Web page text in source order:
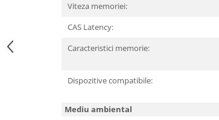
Viteza memoriei:
CAS Latency:
Caracteristici memorie:
Dispozitive compatibile:
Mediu ambiental